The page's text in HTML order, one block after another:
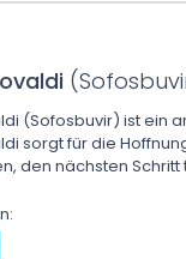
(Sofosbuvir) ist ein
sorgt für die
den nächsten Schritt